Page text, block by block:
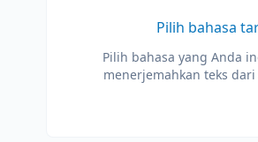
Pilih bahasa
Pilih bahasa yang Anda
menerjemahkan teks dari